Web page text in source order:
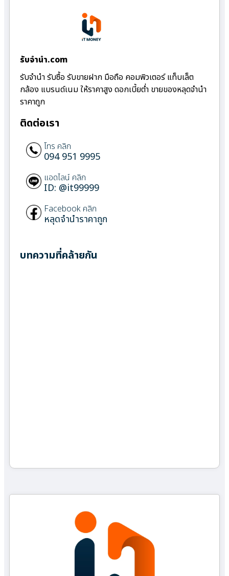
รับจํานํา.com
รับจำนำ รับซื้อ รับขายฝาก มือถือ คอมพิวเตอร์ แท็บเล็ต
กล้อง แบรนด์เนม ให้ราคาสูง ดอกเบี้ยต่ำ ขายของหลุดจำนำ
ราคาถูก
ติดต่อเรา
โทร คลิก
094 951 9995
แอดไลน์ คลิก
ID: @it99999
Facebook คลิก
หลุดจำนำราคาถูก
บทความที่คล้ายกัน